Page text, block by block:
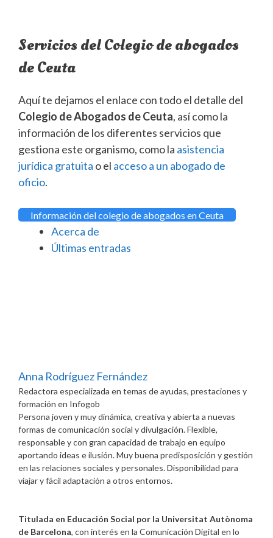
Servicios del Colegio de abogados
de Ceuta
Aquí te dejamos el enlace con todo el detalle del
Colegio de Abogados de Ceuta, así como la
información de los diferentes servicios que
gestiona este organismo, como la asistencia
jurídica gratuita o el acceso a un abogado de
oficio.
Información del colegio de abogados en Ceuta
Acerca de
Últimas entradas
Anna Rodríguez Fernández
Redactora especializada en temas de ayudas, prestaciones y
formación en Infogob
Persona joven y muy dinámica, creativa y abierta a nuevas
formas de comunicación social y divulgación. Flexible,
responsable y con gran capacidad de trabajo en equipo
aportando ideas e ilusión. Muy buena predisposición y gestión
en las relaciones sociales y personales. Disponibilidad para
viajar y fácil adaptación a otros entornos.
Titulada en Educación Social por la Universitat Autònoma
de Barcelona, con interés en la Comunicación Digital en lo